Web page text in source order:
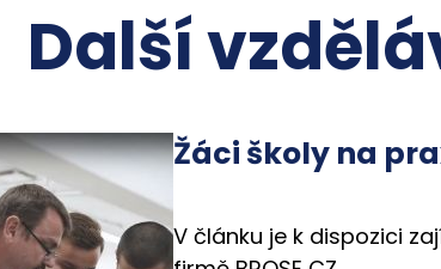
Další
Žáci školy na
V článku je k dispozici